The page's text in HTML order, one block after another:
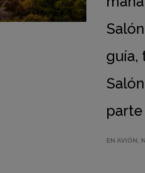
guía,
parte
EN AVIÓN,